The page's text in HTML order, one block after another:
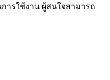
ารใช้งาน ผู้สนใจสามารถ